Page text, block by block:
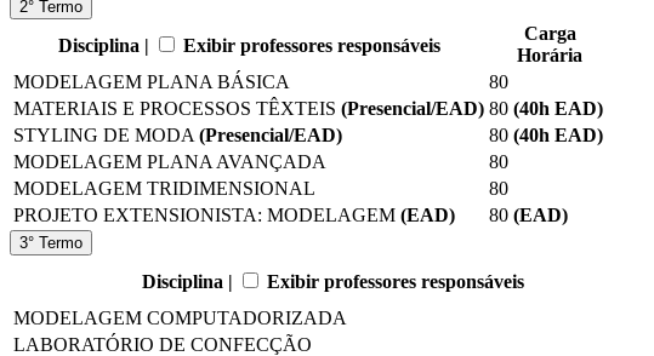
2° Termo
Disciplina | Exibir professores responsáveis
Carga
Horária
MODELAGEM PLANA BÁSICA
80
MATERIAIS E PROCESSOS TÊXTEIS (Presencial/EAD) 80 (40h EAD)
STYLING DE MODA (Presencial/EAD) 80 (40h EAD)
MODELAGEM PLANA AVANÇADA
80
MODELAGEM TRIDIMENSIONAL
80
PROJETO EXTENSIONISTA: MODELAGEM (EAD) 80 (EAD)
3° Termo
Disciplina | Exibir professores responsáveis
MODELAGEM COMPUTADORIZADA
LABORATÓRIO DE CONFECÇÃO